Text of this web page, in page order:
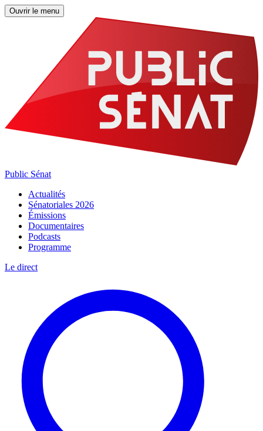
Ouvrir le menu
Public Sénat
Actualités
Sénatoriales 2026
Émissions
Documentaires
Podcasts
Programme
Le direct